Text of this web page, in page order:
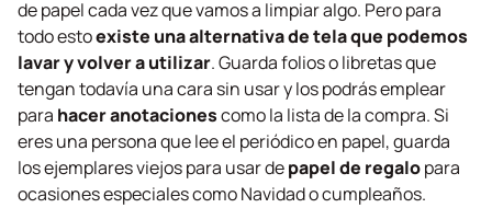
de papel cada vez que vamos a limpiar algo. Pero para
todo estoexiste una alternativa de tela que podemos
lavar y volver a utilizar. Guarda folios o libretas que
tengan todavía una cara sin usar y los podrás emplear
para hacer anotacionescomo la lista de la compra. Si
eres una persona que lee el periódico en papel, guarda
los ejemplares viejos para usar depapel de regalopara
ocasiones especiales como Navidad o cumpleaños.